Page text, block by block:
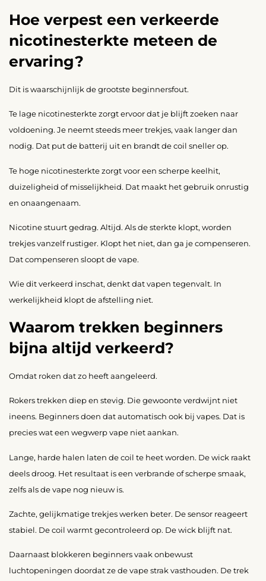
Hoe verpest een verkeerde
nicotinesterkte meteen de
ervaring?
Dit is waarschijnlijk de grootste beginnersfout.
Te lage nicotinesterkte zorgt ervoor dat je blijft zoeken naar
voldoening. Je neemt steeds meer trekjes, vaak langer dan
nodig. Dat put de batterij uit en brandt de coil sneller op.
Te hoge nicotinesterkte zorgt voor een scherpe keelhit,
duizeligheid of misselijkheid. Dat maakt het gebruik onrustig
en onaangenaam.
Nicotine stuurt gedrag. Altijd. Als de sterkte klopt, worden
trekjes vanzelf rustiger. Klopt het niet, dan ga je compenseren.
Dat compenseren sloopt de vape.
Wie dit verkeerd inschat, denkt dat vapen tegenvalt. In
werkelijkheid klopt de afstelling niet.
Waarom trekken beginners
bijna altijd verkeerd?
Omdat roken dat zo heeft aangeleerd.
Rokers trekken diep en stevig. Die gewoonte verdwijnt niet
ineens. Beginners doen dat automatisch ook bij vapes. Dat is
precies wat een wegwerp vape niet aankan.
Lange, harde halen laten de coil te heet worden. De wick raakt
deels droog. Het resultaat is een verbrande of scherpe smaak,
zelfs als de vape nog nieuw is.
Zachte, gelijkmatige trekjes werken beter. De sensor reageert
stabiel. De coil warmt gecontroleerd op. De wick blijft nat.
Daarnaast blokkeren beginners vaak onbewust
luchtopeningen doordat ze de vape strak vasthouden. De trek